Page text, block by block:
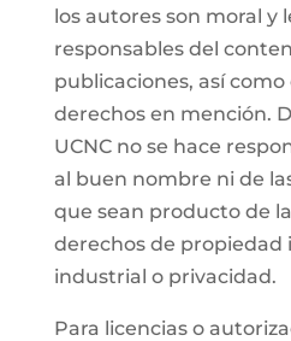
los autores son moral y
responsables del
publicaciones, así
derechos en mención.
UCNC no se hace
al buen nombre ni de
que sean producto de
derechos de propiedad
industrial o privacidad.
Para licencias o